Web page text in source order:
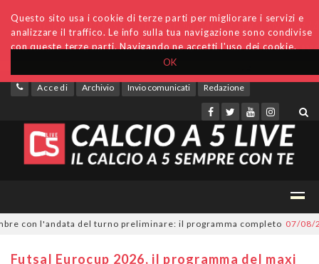
OK
Questo sito usa i cookie di terze parti per migliorare i servizi e
analizzare il traffico. Le info sulla tua navigazione sono condivise
con queste terze parti. Navigando ne accetti l'uso dei cookie.
Accedi Archivio Invio comunicati Redazione
con l'andata del turno preliminare: il programma completo 07/08/
Futsal Eurocup 2026, il programma del maxi